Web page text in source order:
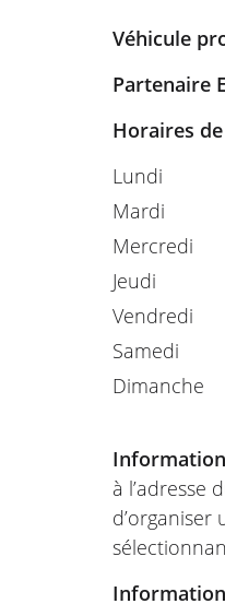
Véhicule
Partenaire
Horaires
Lundi
Mardi
Mercredi
Jeudi
Vendredi
Samedi
Dimanche
à l’adresse